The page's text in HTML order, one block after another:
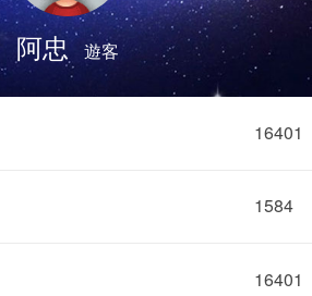
阿忠 遊客
16401
1584
16401